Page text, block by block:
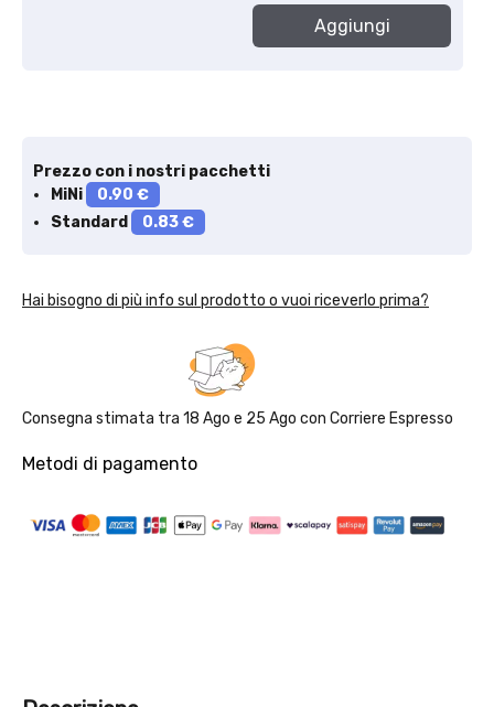
Aggiungi
Prezzo con i nostri pacchetti
MiNi
0.90 €
Standard
0.83 €
Hai bisogno di più info sul prodotto o vuoi riceverlo prima?
Consegna stimata tra 18 Ago e 25 Ago con Corriere Espresso
Metodi di pagamento